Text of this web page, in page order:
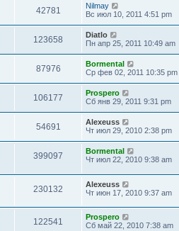
42781
Nilmay
Вс июл 10, 2011 4:51 pm
123658
Diatlo
Пн апр 25, 2011 10:49 am
87976
Bormental
Ср фев 02, 2011 10:35 pm
106177
Prospero
Сб янв 29, 2011 9:31 pm
54691
Alexeuss
Чт июл 29, 2010 2:38 pm
399097
Bormental
Чт июл 22, 2010 9:38 am
230132
Alexeuss
Чт июн 17, 2010 9:37 am
122541
Prospero
Сб май 22, 2010 7:38 am